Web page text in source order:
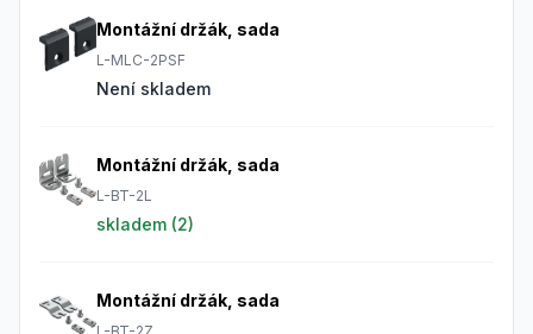
Montážní držák, sada
L-MLC-2PSF
Není skladem
Montážní držák, sada
L-BT-2L
skladem (2)
Montážní držák, sada